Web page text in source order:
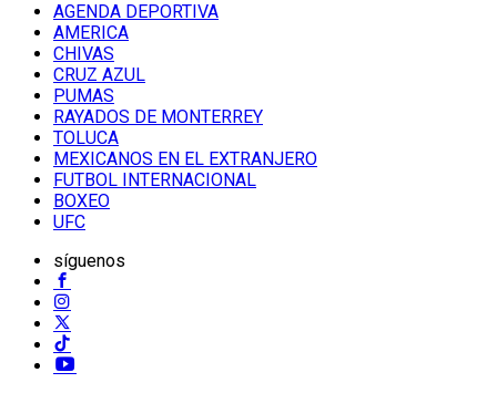
AGENDA DEPORTIVA
AMERICA
CHIVAS
CRUZ AZUL
PUMAS
RAYADOS DE MONTERREY
TOLUCA
MEXICANOS EN EL EXTRANJERO
FUTBOL INTERNACIONAL
BOXEO
UFC
síguenos